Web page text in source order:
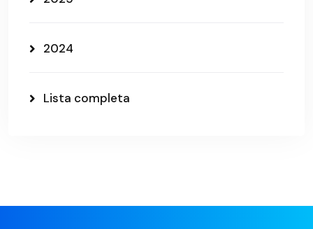
2024
Lista completa